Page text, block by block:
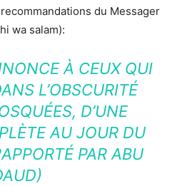
du Messager
wa salam):
À CEUX QUI
L’OBSCURITÉ
D’UNE
AU JOUR DU
PAR ABU